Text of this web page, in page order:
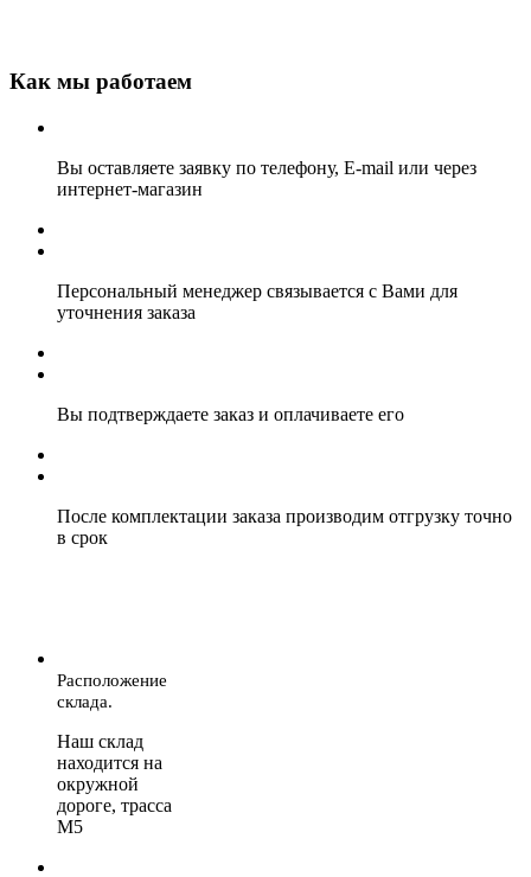
Как мы работаем
Вы оставляете заявку по телефону, E-mail или через
интернет-магазин
Персональный менеджер связывается с Вами для
уточнения заказа
Вы подтверждаете заказ и оплачиваете его
После комплектации заказа производим отгрузку точно
в срок
Расположение
склада.
Наш склад
находится на
окружной
дороге, трасса
М5